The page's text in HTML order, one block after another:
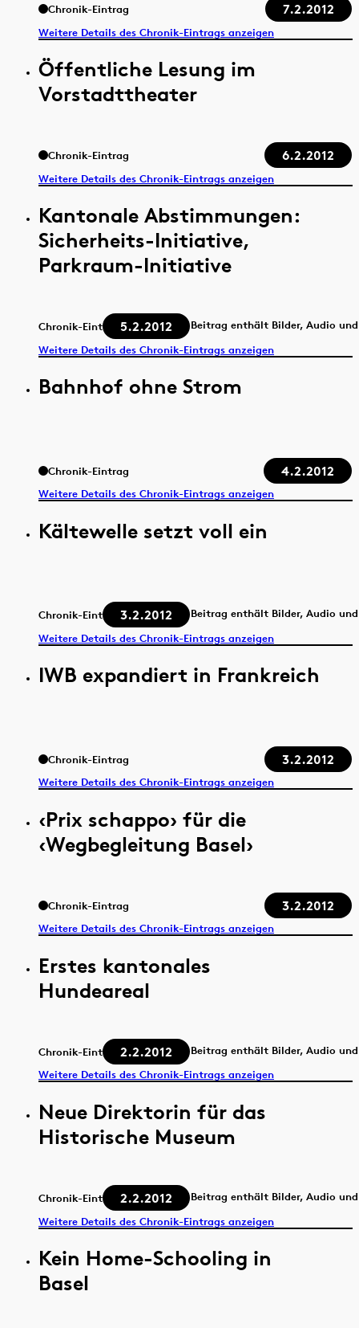
Chronik-Eintrag 7.2.2012
Weitere Details des Chronik-Eintrags anzeigen
Öffentliche Lesung im
Vorstadttheater
Chronik-Eintrag 6.2.2012
Weitere Details des Chronik-Eintrags anzeigen
Kantonale Abstimmungen:
Sicherheits-Initiative,
Parkraum-Initiative
Chronik-Eintrag 5.2.2012
Beitrag enthält Bilder, Audio
Weitere Details des Chronik-Eintrags anzeigen
Bahnhof ohne Strom
Chronik-Eintrag 4.2.2012
Weitere Details des Chronik-Eintrags anzeigen
Kältewelle setzt voll ein
Chronik-Eintrag 3.2.2012
Beitrag enthält Bilder, Audio
Weitere Details des Chronik-Eintrags anzeigen
IWB expandiert in Frankreich
Chronik-Eintrag 3.2.2012
Weitere Details des Chronik-Eintrags anzeigen
‹Prix schappo› für die
‹Wegbegleitung Basel›
Chronik-Eintrag 3.2.2012
Weitere Details des Chronik-Eintrags anzeigen
Erstes kantonales
Hundeareal
Chronik-Eintrag 2.2.2012
Beitrag enthält Bilder, Audio
Weitere Details des Chronik-Eintrags anzeigen
Neue Direktorin für das
Historische Museum
Chronik-Eintrag 2.2.2012
Beitrag enthält Bilder, Audio
Weitere Details des Chronik-Eintrags anzeigen
Kein Home-Schooling in
Basel